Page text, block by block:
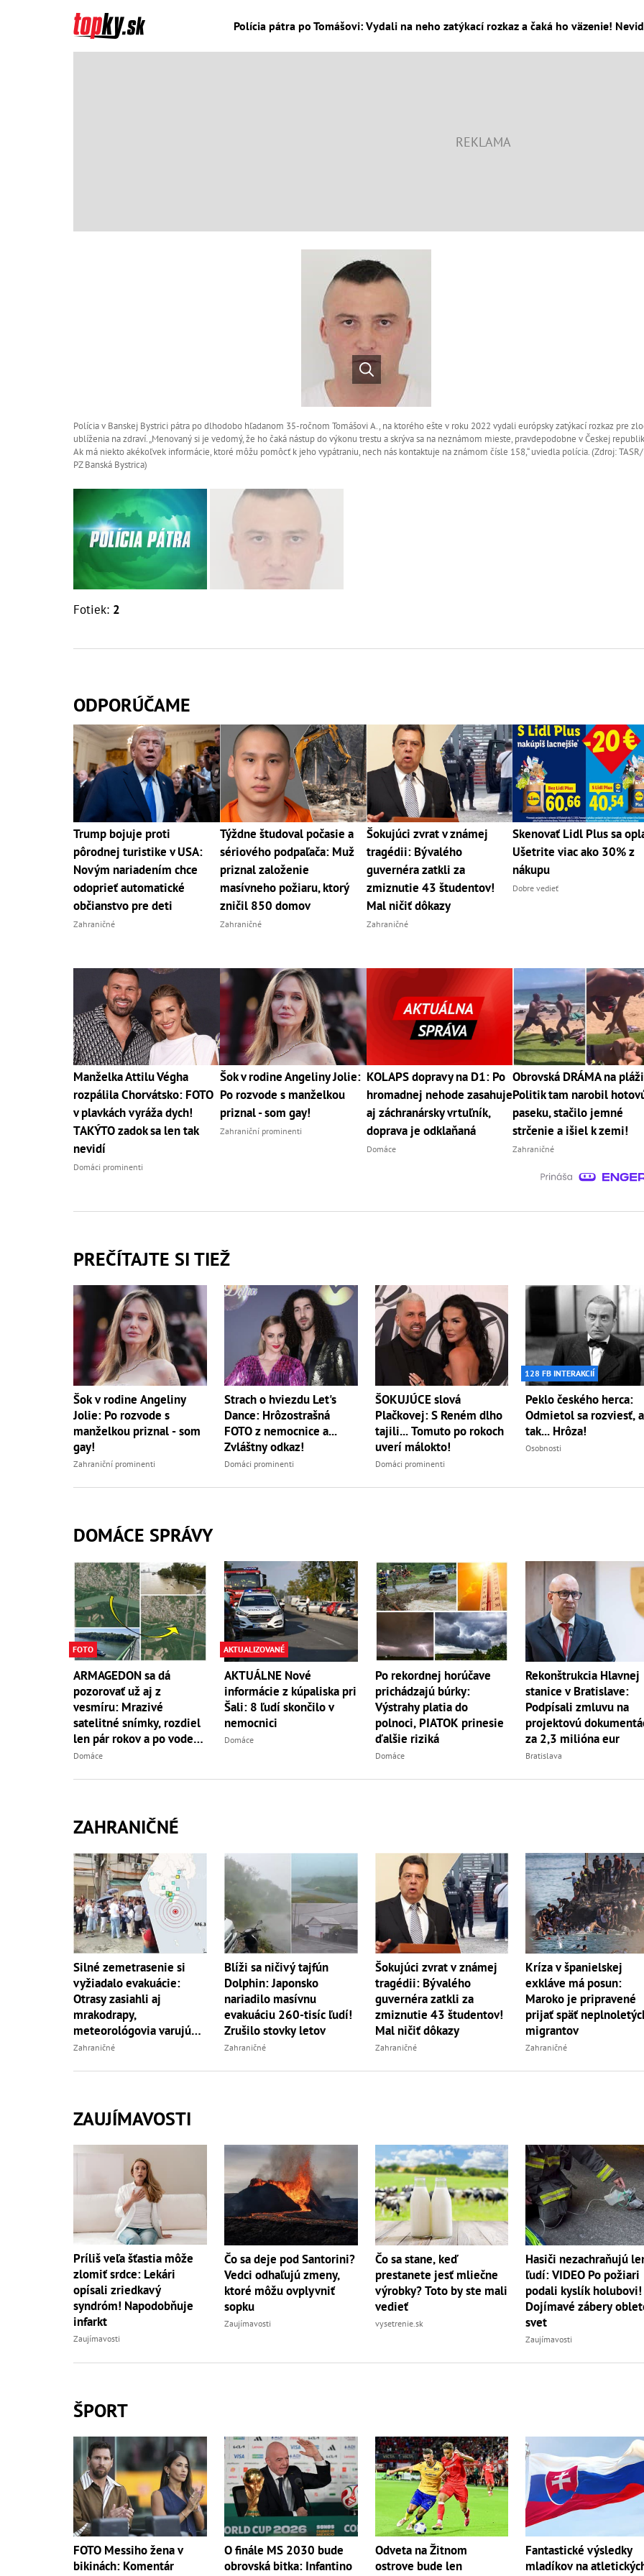
Polícia pátra po Tomášovi: Vydali na neho zatýkací rozkaz a čaká ho väzenie!
Polícia v Banskej Bystrici pátra po dlhodobo hľadanom 35-ročnom Tomášovi A., na ktorého ešte v roku 2022 vydali európsky zatýkací rozkaz pre
ublíženia na zdraví. „Menovaný si je vedomý, že ho čaká nástup do výkonu trestu a skrýva sa na neznámom mieste, pravdepodobne v Českej
Ak má niekto akékoľvek informácie, ktoré môžu pomôcť k jeho vypátraniu, nech nás kontaktuje na známom čísle 158,“ uviedla polícia. (Zdroj:
PZ Banská Bystrica)
Fotiek: 2
ODPORÚČAME
Trump bojuje proti
pôrodnej turistike v USA:
Novým nariadením chce
odoprieť automatické
občianstvo pre deti
Zahraničné
Týždne študoval počasie a
sériového podpaľača: Muž
priznal založenie
masívneho požiaru, ktorý
zničil 850 domov
Zahraničné
Šokujúci zvrat v známej
tragédii: Bývalého
guvernéra zatkli za
zmiznutie 43 študentov!
Mal ničiť dôkazy
Zahraničné
Skenovať Lidl Plus sa
Ušetrite viac ako 30% z
nákupu
Dobre vedieť
Manželka Attilu Végha
rozpálila Chorvátsko: FOTO
v plavkách vyráža dych!
TAKÝTO zadok sa len tak
nevidí
Domáci prominenti
Šok v rodine Angeliny Jolie:
Po rozvode s manželkou
priznal - som gay!
Zahraniční prominenti
KOLAPS dopravy na D1: Po
hromadnej nehode zasahuje
aj záchranársky vrtuľník,
doprava je odklaňaná
Domáce
Obrovská DRÁMA na
Politik tam narobil
paseku, stačilo jemné
strčenie a išiel k zemi!
Zahraničné
PREČÍTAJTE SI TIEŽ
Šok v rodine Angeliny
Jolie: Po rozvode s
manželkou priznal - som
gay!
Zahraniční prominenti
Strach o hviezdu Let's
Dance: Hrôzostrašná
FOTO z nemocnice a...
Zvláštny odkaz!
Domáci prominenti
ŠOKUJÚCE slová
Plačkovej: S Reném dlho
tajili... Tomuto po rokoch
uverí málokto!
Domáci prominenti
128 FB INTERAKCIÍ
Peklo českého herca:
Odmietol sa rozviesť, a
tak... Hrôza!
Osobnosti
DOMÁCE SPRÁVY
FOTO
ARMAGEDON sa dá
pozorovať už aj z
vesmíru: Mrazivé
satelitné snímky, rozdiel
len pár rokov a po vode
ani stopy!
Domáce
AKTUALIZOVANÉ
AKTUÁLNE Nové
informácie z kúpaliska pri
Šali: 8 ľudí skončilo v
nemocnici
Domáce
Po rekordnej horúčave
prichádzajú búrky:
Výstrahy platia do
polnoci, PIATOK prinesie
ďalšie riziká
Domáce
Rekonštrukcia Hlavnej
stanice v Bratislave:
Podpísali zmluvu na
projektovú
za 2,3 milióna eur
Bratislava
ZAHRANIČNÉ
Silné zemetrasenie si
vyžiadalo evakuácie:
Otrasy zasiahli aj
mrakodrapy,
meteorológovia varujú
pred dotrasmi
Zahraničné
Blíži sa ničivý tajfún
Dolphin: Japonsko
nariadilo masívnu
evakuáciu 260-tisíc ľudí!
Zrušilo stovky letov
Zahraničné
Šokujúci zvrat v známej
tragédii: Bývalého
guvernéra zatkli za
zmiznutie 43 študentov!
Mal ničiť dôkazy
Zahraničné
Kríza v španielskej
exkláve má posun:
Maroko je pripravené
prijať späť
migrantov
Zahraničné
ZAUJÍMAVOSTI
Príliš veľa šťastia môže
zlomiť srdce: Lekári
opísali zriedkavý
syndróm! Napodobňuje
infarkt
Zaujímavosti
Čo sa deje pod Santorini?
Vedci odhaľujú zmeny,
ktoré môžu ovplyvniť
sopku
Zaujímavosti
Čo sa stane, keď
prestanete jesť mliečne
výrobky? Toto by ste mali
vedieť
vysetrenie.sk
Hasiči nezachraňujú
ľudí: VIDEO Po požiari
podali kyslík holubovi!
Dojímavé zábery
svet
Zaujímavosti
ŠPORT
FOTO Messiho žena v
bikinách: Komentár
O finále MS 2030 bude
obrovská bitka: Infantino
Odveta na Žitnom
ostrove bude len
Fantastické výsledky
mladíkov na